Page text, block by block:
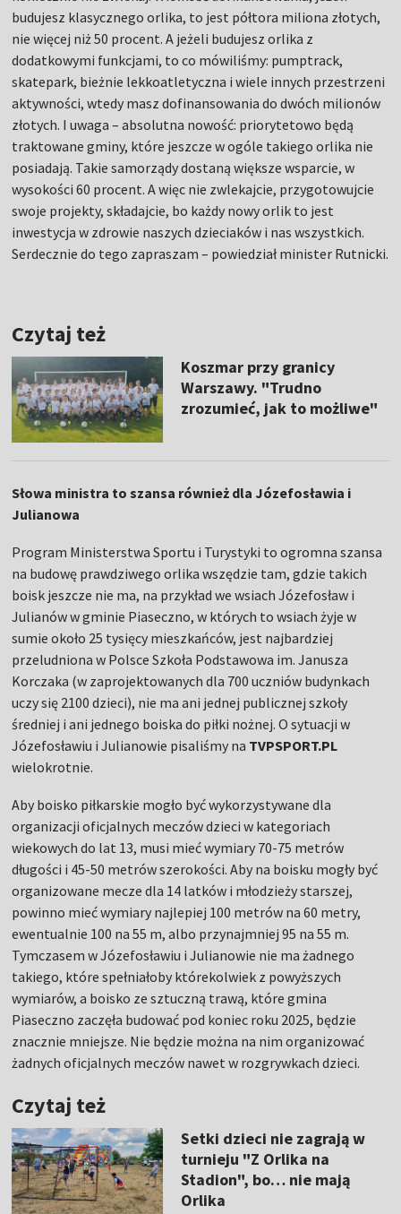
budujesz klasycznego orlika, to jest półtora miliona złotych,
nie więcej niż 50 procent. A jeżeli budujesz orlika z
dodatkowymi funkcjami, to co mówiliśmy: pumptrack,
skatepark, bieżnie lekkoatletyczna i wiele innych przestrzeni
aktywności, wtedy masz dofinansowania do dwóch milionów
złotych. I uwaga – absolutna nowość: priorytetowo będą
traktowane gminy, które jeszcze w ogóle takiego orlika nie
posiadają. Takie samorządy dostaną większe wsparcie, w
wysokości 60 procent. A więc nie zwlekajcie, przygotowujcie
swoje projekty, składajcie, bo każdy nowy orlik to jest
inwestycja w zdrowie naszych dzieciaków i nas wszystkich.
Serdecznie do tego zapraszam – powiedział minister Rutnicki.
Czytaj też
Koszmar przy granicy
Warszawy. "Trudno
zrozumieć, jak to możliwe"
Słowa ministra to szansa również dla Józefosławia i
Julianowa
Program Ministerstwa Sportu i Turystyki to ogromna szansa
na budowę prawdziwego orlika wszędzie tam, gdzie takich
boisk jeszcze nie ma, na przykład we wsiach Józefosław i
Julianów w gminie Piaseczno, w których to wsiach żyje w
sumie około 25 tysięcy mieszkańców, jest najbardziej
przeludniona w Polsce Szkoła Podstawowa im. Janusza
Korczaka (w zaprojektowanych dla 700 uczniów budynkach
uczy się 2100 dzieci), nie ma ani jednej publicznej szkoły
średniej i ani jednego boiska do piłki nożnej. O sytuacji w
Józefosławiu i Julianowie pisaliśmy na TVPSPORT.PL
wielokrotnie.
Aby boisko piłkarskie mogło być wykorzystywane dla
organizacji oficjalnych meczów dzieci w kategoriach
wiekowych do lat 13, musi mieć wymiary 70-75 metrów
długości i 45-50 metrów szerokości. Aby na boisku mogły być
organizowane mecze dla 14 latków i młodzieży starszej,
powinno mieć wymiary najlepiej 100 metrów na 60 metry,
ewentualnie 100 na 55 m, albo przynajmniej 95 na 55 m.
Tymczasem w Józefosławiu i Julianowie nie ma żadnego
takiego, które spełniałoby którekolwiek z powyższych
wymiarów, a boisko ze sztuczną trawą, które gmina
Piaseczno zaczęła budować pod koniec roku 2025, będzie
znacznie mniejsze. Nie będzie można na nim organizować
żadnych oficjalnych meczów nawet w rozgrywkach dzieci.
Czytaj też
Setki dzieci nie zagrają w
turnieju "Z Orlika na
Stadion", bo… nie mają
Orlika